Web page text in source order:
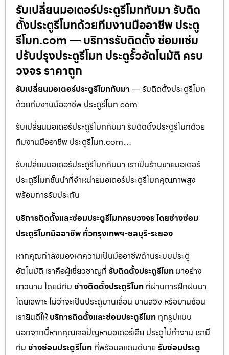
รับเปลี่ยนมอเตอร์ประตูรีโมททับมา รับติด
ตั้งประตูรีโมทด้วยทีมงานมืออาชีพ ประตู
รีโมท.com — บริการรับติดตั้ง ซ่อมแซ่ม
ปรับปรุงประตูรีโมท ประตูรั้วอัตโนมัติ ครบ
วงจร ราคาถูก
รับเปลี่ยนมอเตอร์ประตูรีโมททับมา — รับติดตั้งประตูรีโมท
ด้วยทีมงานมืออาชีพ ประตูรีโมท.com
รับเปลี่ยนมอเตอร์ประตูรีโมททับมา รับติดตั้งประตูรีโมทด้วย
ทีมงานมืออาชีพ ประตูรีโมท.com…
รับเปลี่ยนมอเตอร์ประตูรีโมททับมา เราเป็นร้านขายมอเตอร์
ประตูรีโมทชั้นนำที่จำหน่ายมอเตอร์ประตูรีโมทคุณภาพสูง
พร้อมการรับประกัน
บริการติดตั้งและซ่อมประตูรีโมทครบวงจร โดยช่างซ่อม
ประตูรีโมทมืออาชีพ ทั่วกรุงเทพฯ-ชลบุรี-ระยอง
หากคุณกำลังมองหาความเป็นมืออาชีพด้านระบบประตู
อัตโนมัติ เราคือผู้เชี่ยวชาญที่ รับติดตั้งประตูรีโมท มาอย่าง
ยาวนาน โดยมีทีม ช่างติดตั้งประตูรีโมท ที่ผ่านการฝึกฝนมา
โดยเฉพาะ ไม่ว่าจะเป็นประตูบานเลื่อน บานสวิง หรือบานซ้อน
เรายินดีให้บริการติดตั้งและซ่อมประตูรีโมท ทุกรูปแบบ
นอกจากนี้หากคุณเจอปัญหามอเตอร์เสีย ประตูไม่ทำงาน เรามี
ทีม ช่างซ่อมประตูรีโมท ที่พร้อมสแตนด์บาย รับซ่อมประตู